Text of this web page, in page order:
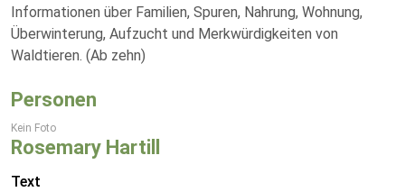
Informationen über Familien, Spuren, Nahrung, Wohnung,
Überwinterung, Aufzucht und Merkwürdigkeiten von
Waldtieren. (Ab zehn)
Personen
Kein Foto
Rosemary Hartill
Text